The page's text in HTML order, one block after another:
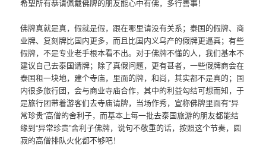
希望所有恭请佩戴佛牌的朋友能心中有佛，多行善事！
佛牌真就是真，假就是假，跟在哪里请没有关系；泰国的假牌、商
业牌、复刻牌比国内更多，而且比国内义乌产的假牌更逼真；有些
假牌，不是专业老手根本看不出。对于佛牌不懂的人，我们基本不
建议自己去泰国请牌；除了真假问题，更有甚者，一些假牌商会在
泰国租一块地，建个寺庙，里面的牌，和尚，其实都不是真的；国
内很多旅行团，会与商业寺庙合作，其中的利益勾结可想而知，于
是旅行团带着游客们去寺庙请牌，当场作秀，宣称佛牌里面有“异
常珍贵”高僧的舍利子，而基本上每一批去泰国旅游的朋友都能结
缘到“异常珍贵”舍利子佛牌，说句不敬重的话，按照这个节奏，圆
寂的高僧排队火化都不够吧！